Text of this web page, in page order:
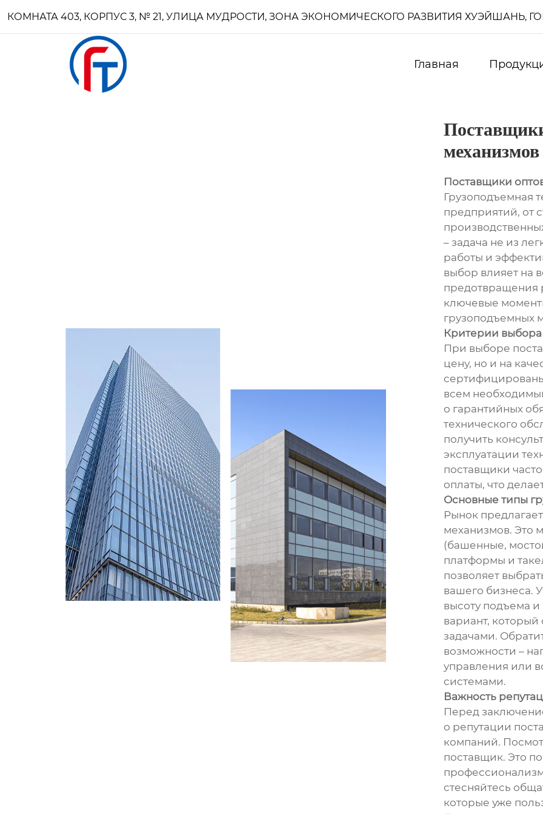
КОМНАТА 403, КОРПУС 3, № 21, УЛИЦА МУДРОСТИ, ЗОНА ЭКОНОМИЧЕСКОГО РАЗВИТИЯ ХУЭЙШАНЬ,
Главная
механизмов
Поставщики
Грузоподъемная
предприятий, от
– задача не из
работы и
выбор влияет на
предотвращения
ключевые
грузоподъемных
Критерии
При выборе
цену, но и на
всем
о гарантийных
технического
получить
эксплуатации
поставщики
оплаты, что
Основные типы
Рынок
механизмов. Это
(башенные,
платформы и
позволяет
вашего бизнеса.
высоту подъема
вариант,
задачами.
возможности –
управления или
системами.
Важность
Перед
о репутации
компаний.
поставщик. Это
стесняйтесь
которые уже